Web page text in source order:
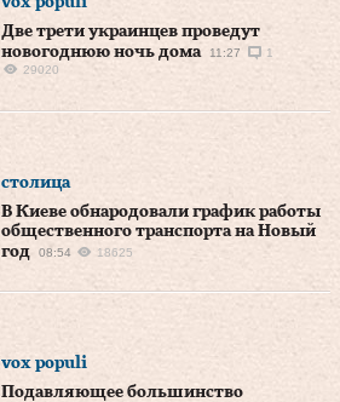
Две трети украинцев проведут
новогоднюю ночь дома
11:27
1
29020
столица
В Киеве обнародовали график работы
общественного транспорта на Новый
год
08:54 18625
vox populi
Подавляющее большинство